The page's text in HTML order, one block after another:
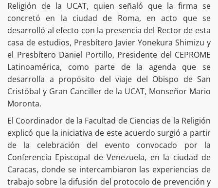
Religión de la UCAT, quien señaló que la firma se
concretó en la ciudad de Roma, en acto que se
desarrolló al efecto con la presencia del Rector de esta
casa de estudios, Presbítero Javier Yonekura Shimizu y
el Presbítero Daniel Portillo, Presidente del CEPROME
Latinoamérica, como parte de la agenda que se
desarrolla a propósito del viaje del Obispo de San
Cristóbal y Gran Canciller de la UCAT, Monseñor Mario
Moronta.
El Coordinador de la Facultad de Ciencias de la Religión
explicó que la iniciativa de este acuerdo surgió a partir
de la celebración del evento convocado por la
Conferencia Episcopal de Venezuela, en la ciudad de
Caracas, donde se intercambiaron las experiencias de
trabajo sobre la difusión del protocolo de prevención y